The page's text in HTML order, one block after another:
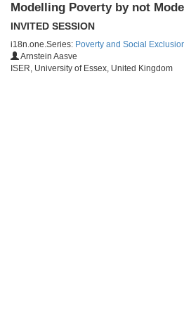
Modelling Poverty by not
INVITED SESSION
i18n.one.Series: Poverty and Social
Arnstein Aasve
ISER, University of Essex, United Kingdom